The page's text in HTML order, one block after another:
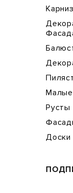
Русты
Доски